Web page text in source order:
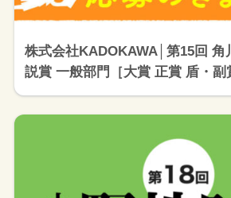
株式会社KADOKAWA│第15回 角
説賞 一般部門［大賞 正賞 盾・副